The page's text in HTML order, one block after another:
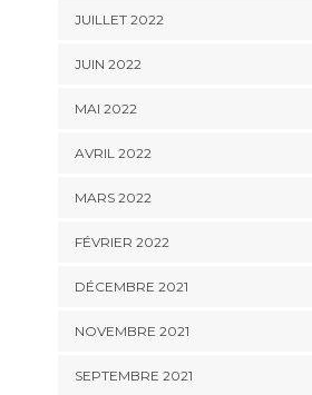
JUILLET 2022
JUIN 2022
MAI 2022
AVRIL 2022
MARS 2022
FÉVRIER 2022
DÉCEMBRE 2021
NOVEMBRE 2021
SEPTEMBRE 2021